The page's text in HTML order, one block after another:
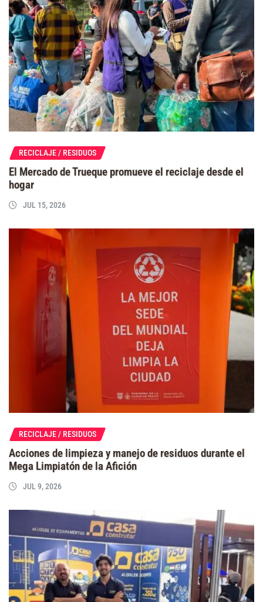
RECICLAJE / RESIDUOS
El Mercado de Trueque promueve el reciclaje desde el
hogar
JUL 15, 2026
RECICLAJE / RESIDUOS
Acciones de limpieza y manejo de residuos durante el
Mega Limpiatón de la Afición
JUL 9, 2026